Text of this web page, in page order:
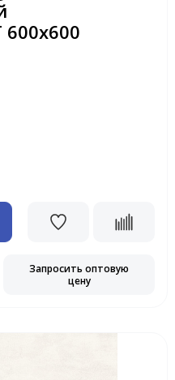
600x600
Запросить оптовую
цену